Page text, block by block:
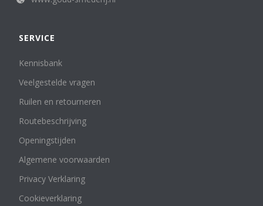
SERVICE
Kennisbank
Veelgestelde vragen
Ruilen en retourneren
Routebeschrijving
Openingstijden
Algemene voorwaarden
Privacy Verklaring
Cookieverklaring